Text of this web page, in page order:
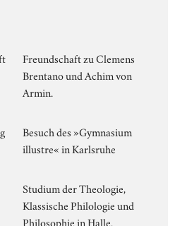
Freundschaft zu Clemens
Brentano und Achim von
Armin.
Besuch des »Gymnasium
illustre« in Karlsruhe
Studium der Theologie,
Klassische Philologie und
Philosophie in Halle.